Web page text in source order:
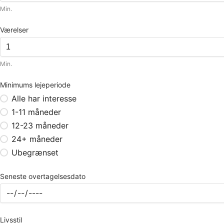
Min.
Værelser
Min.
Minimums lejeperiode
Alle har interesse
1-11 måneder
12-23 måneder
24+ måneder
Ubegrænset
Seneste overtagelsesdato
Livsstil